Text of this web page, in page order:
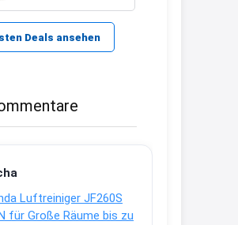
Deals ansehen
Luftreiniger JF260S
für Große Räume bis zu
www.haribo.com/de-